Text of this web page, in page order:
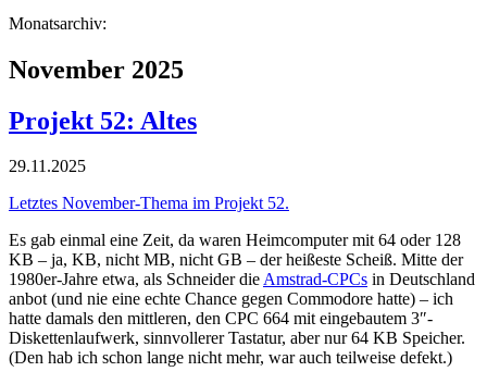
Monatsarchiv:
November 2025
Projekt 52: Altes
29.11.2025
Letztes November-Thema im Projekt 52.
Es gab einmal eine Zeit, da waren Heimcomputer mit 64 oder 128
KB – ja, KB, nicht MB, nicht GB – der heißeste Scheiß. Mitte der
1980er-Jahre etwa, als Schneider dieAmstrad-CPCs in Deutschland
anbot (und nie eine echte Chance gegen Commodore hatte) – ich
hatte damals den mittleren, den CPC 664 mit eingebautem 3″-
Diskettenlaufwerk, sinnvollerer Tastatur, aber nur 64 KB Speicher.
(Den hab ich schon lange nicht mehr, war auch teilweise defekt.)